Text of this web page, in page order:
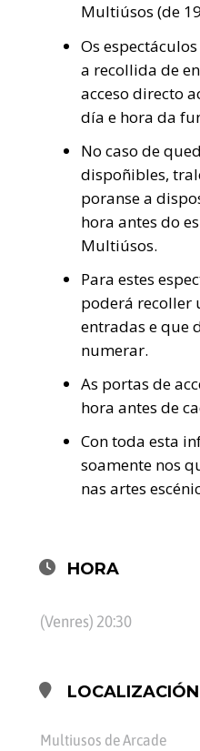
Multiúsos (de
Os
a recollida de
acceso directo
día e hora da
No caso de
dispoñibles,
poranse a
hora antes do
Multiúsos.
Para estes
poderá recoller
entradas e que
numerar.
As portas de
hora antes de
Con toda esta
soamente nos
nas artes
HORA
(Venres) 20:30
LOCALIZACIÓN
Multiusos de Arcade